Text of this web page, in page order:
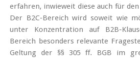
erfahren, inwieweit diese auch für
Der B2C-Bereich wird soweit wie
unter Konzentration auf B2B-
Bereich besonders relevante
Geltung der §§ 305 ff. BGB im